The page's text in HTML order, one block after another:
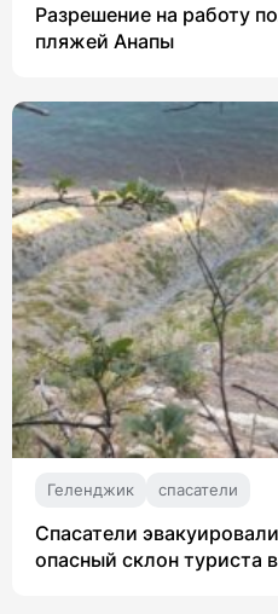
Разрешение на работу
пляжей Анапы
Геленджик спасатели
Спасатели
опасный склон туриста